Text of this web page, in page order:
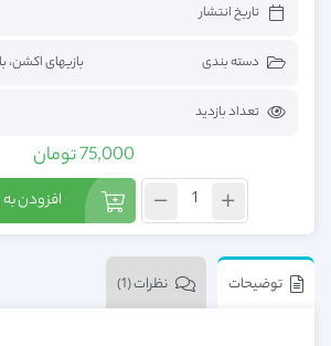
تاریخ انتشار
دسته بندی بازیهای اکشن،
تعداد بازدید
75,000تومان
افزودن
توضیحات نظرات (1)